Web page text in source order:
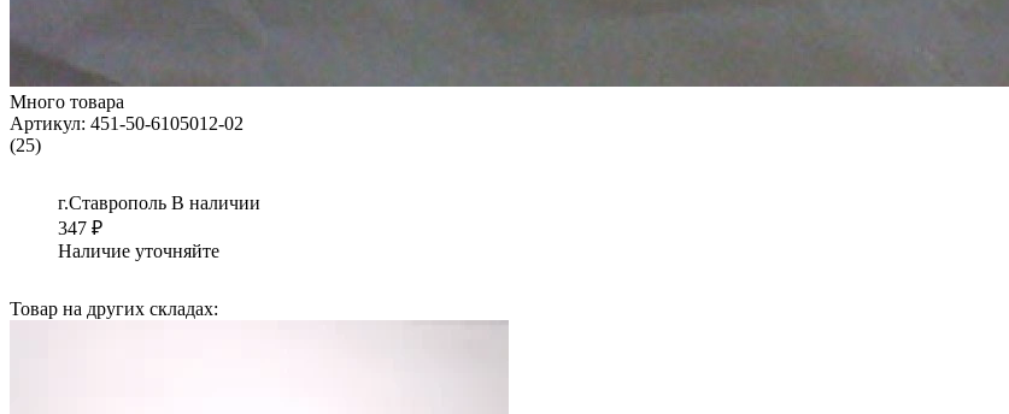
Много товара
Артикул: 451-50-6105012-02
(25)
г.Ставрополь В наличии
347 ₽
Наличие уточняйте
Товар на других складах: